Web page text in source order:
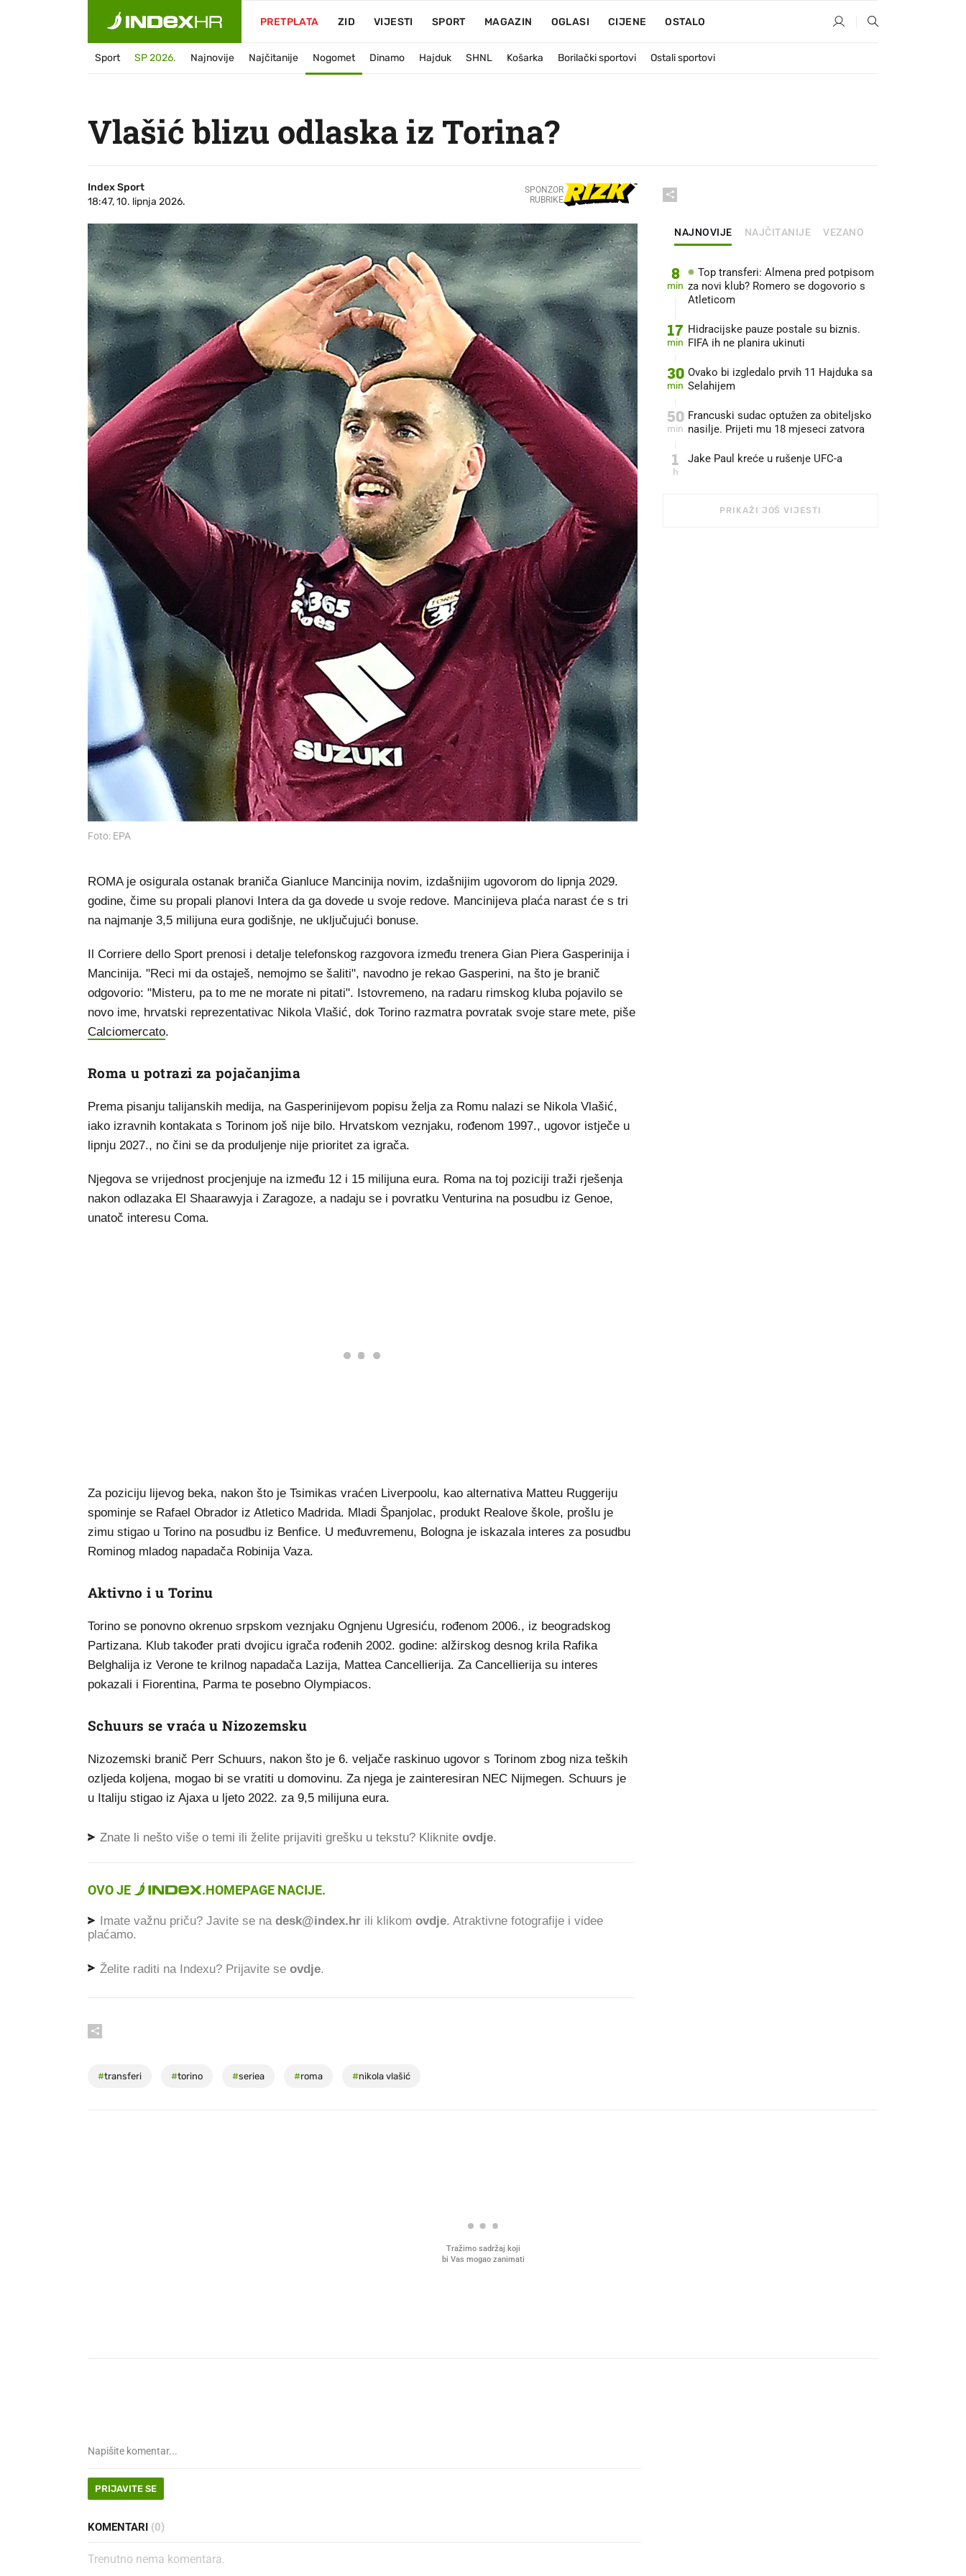
PRETPLATA ZID VIJESTI SPORT MAGAZIN OGLASI CIJENE OSTALO
Sport SP 2026. Najnovije Najčitanije Nogomet Dinamo Hajduk SHNL Košarka Borilački sportovi Ostali sportovi
Vlašić blizu odlaska iz Torina?
Index Sport
18:47, 10. lipnja 2026.
SPONZOR
RUBRIKE
Foto: EPA
ROMA je osigurala ostanak braniča Gianluce Mancinija novim, izdašnijim ugovorom do lipnja 2029.
godine, čime su propali planovi Intera da ga dovede u svoje redove. Mancinijeva plaća narast će s tri
na najmanje 3,5 milijuna eura godišnje, ne uključujući bonuse.
Il Corriere dello Sport prenosi i detalje telefonskog razgovora između trenera Gian Piera Gasperinija i
Mancinija. "Reci mi da ostaješ, nemojmo se šaliti", navodno je rekao Gasperini, na što je branič
odgovorio: "Misteru, pa to me ne morate ni pitati". Istovremeno, na radaru rimskog kluba pojavilo se
novo ime, hrvatski reprezentativac Nikola Vlašić, dok Torino razmatra povratak svoje stare mete, piše
Calciomercato.
Roma u potrazi za pojačanjima
Prema pisanju talijanskih medija, na Gasperinijevom popisu želja za Romu nalazi se Nikola Vlašić,
iako izravnih kontakata s Torinom još nije bilo. Hrvatskom veznjaku, rođenom 1997., ugovor istječe u
lipnju 2027., no čini se da produljenje nije prioritet za igrača.
Njegova se vrijednost procjenjuje na između 12 i 15 milijuna eura. Roma na toj poziciji traži rješenja
nakon odlazaka El Shaarawyja i Zaragoze, a nadaju se i povratku Venturina na posudbu iz Genoe,
unatoč interesu Coma.
Za poziciju lijevog beka, nakon što je Tsimikas vraćen Liverpoolu, kao alternativa Matteu Ruggeriju
spominje se Rafael Obrador iz Atletico Madrida. Mladi Španjolac, produkt Realove škole, prošlu je
zimu stigao u Torino na posudbu iz Benfice. U međuvremenu, Bologna je iskazala interes za posudbu
Rominog mladog napadača Robinija Vaza.
Aktivno i u Torinu
Torino se ponovno okrenuo srpskom veznjaku Ognjenu Ugresiću, rođenom 2006., iz beogradskog
Partizana. Klub također prati dvojicu igrača rođenih 2002. godine: alžirskog desnog krila Rafika
Belghalija iz Verone te krilnog napadača Lazija, Mattea Cancellierija. Za Cancellierija su interes
pokazali i Fiorentina, Parma te posebno Olympiacos.
Schuurs se vraća u Nizozemsku
Nizozemski branič Perr Schuurs, nakon što je 6. veljače raskinuo ugovor s Torinom zbog niza teških
ozljeda koljena, mogao bi se vratiti u domovinu. Za njega je zainteresiran NEC Nijmegen. Schuurs je
u Italiju stigao iz Ajaxa u ljeto 2022. za 9,5 milijuna eura.
Znate li nešto više o temi ili želite prijaviti grešku u tekstu? Kliknite ovdje.
OVO JE .HOMEPAGE NACIJE.
Imate važnu priču? Javite se na desk@index.hr ili klikom ovdje. Atraktivne fotografije i videe
plaćamo.
Želite raditi na Indexu? Prijavite se ovdje.
#transferi #torino #seriea #roma #nikola vlašić
NAJNOVIJE NAJČITANIJE VEZANO
8
min
Top transferi: Almena pred potpisom
za novi klub? Romero se dogovorio s
Atleticom
17
min
Hidracijske pauze postale su biznis.
FIFA ih ne planira ukinuti
30
min
Ovako bi izgledalo prvih 11 Hajduka sa
Selahijem
50
min
Francuski sudac optužen za obiteljsko
nasilje. Prijeti mu 18 mjeseci zatvora
1
h
Jake Paul kreće u rušenje UFC-a
PRIKAŽI JOŠ VIJESTI
Tražimo sadržaj koji
bi Vas mogao zanimati
PRIJAVITE SE
KOMENTARI (0)
Trenutno nema komentara.